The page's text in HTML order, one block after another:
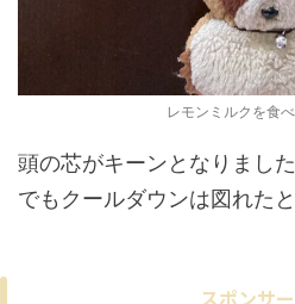
レモンミルクを食
頭の芯がキーンとなりました
でもクールダウンは図れた